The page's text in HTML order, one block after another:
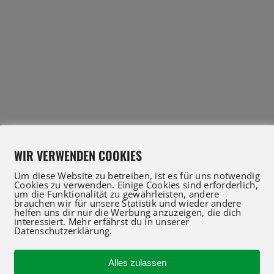
Profis für Verkauf und Service beraten Sie gerne.
an oder nutzen Sie unser Kontaktformular für eine
WIR VERWENDEN COOKIES
Um diese Website zu betreiben, ist es für uns notwendig
Cookies zu verwenden. Einige Cookies sind erforderlich,
um die Funktionalität zu gewährleisten, andere
brauchen wir für unsere Statistik und wieder andere
helfen uns dir nur die Werbung anzuzeigen, die dich
interessiert. Mehr erfährst du in unserer
Datenschutzerklärung.
Alles zulassen